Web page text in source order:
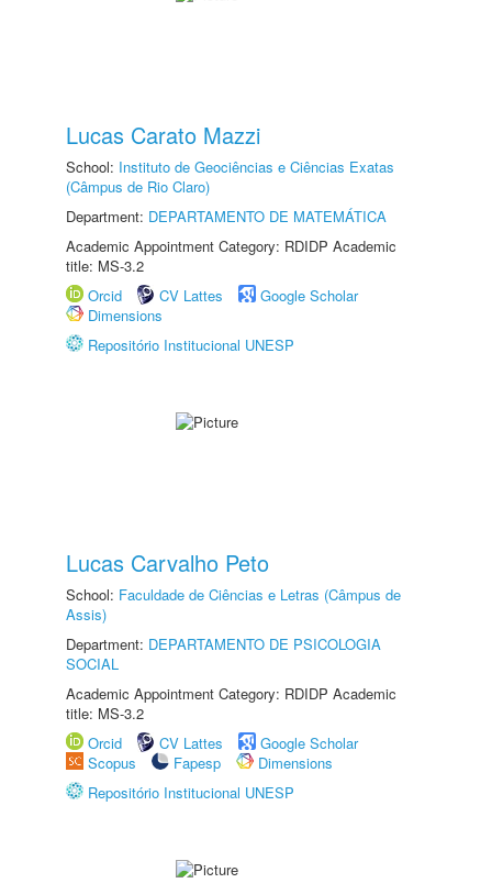
Lucas Carato Mazzi
School: Instituto de Geociências e Ciências Exatas
(Câmpus de Rio Claro)
Department: DEPARTAMENTO DE MATEMÁTICA
Academic Appointment Category: RDIDP Academic
title: MS-3.2
Orcid
CV Lattes
Google Scholar
Dimensions
Repositório Institucional UNESP
Lucas Carvalho Peto
School: Faculdade de Ciências e Letras (Câmpus de
Assis)
Department: DEPARTAMENTO DE PSICOLOGIA
SOCIAL
Academic Appointment Category: RDIDP Academic
title: MS-3.2
Orcid
CV Lattes
Google Scholar
Scopus
Fapesp
Dimensions
Repositório Institucional UNESP